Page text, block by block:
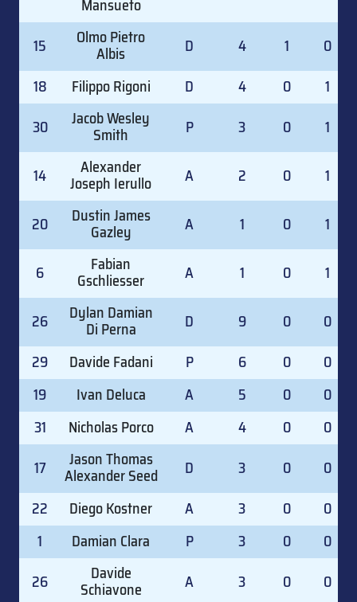
Mansueto
15
Olmo Pietro
Albis D 4 1
0
18
Filippo Rigoni D 4 0
1
30
Jacob Wesley
Smith P 3 0 1
14 Alexander
Joseph Ierullo A 2 0 1
20 Dustin James
Gazley A 1 0 1
6 Fabian
Gschliesser A 1 0 1
26 Dylan Damian
Di Perna D 9 0
0
29
Davide Fadani P 6 0
0
19
Ivan Deluca A 5 0
0
31
Nicholas Porco A 4 0
0
17
Jason Thomas
Alexander Seed D 3 0
0
22
Diego Kostner A 3 0
0
1
Damian Clara P 3 0
0
26
Davide
Schiavone A 3 0
0